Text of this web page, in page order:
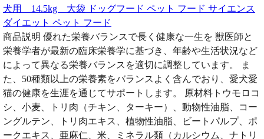
犬用 14.5kg 大袋 ドッグフード ペット フード サイエンス
ダイエット ペット フード
商品説明 優れた栄養バランスで長く健康な一生を 獣医師と
栄養学者が最新の臨床栄養学に基づき、年齢や生活状況など
によって異なる栄養バランスを適切に調整しています。 ま
た、50種類以上の栄養素をバランスよく含んでおり、愛犬愛
猫の健康を生涯を通じてサポートします。 原材料トウモロコ
シ、小麦、トリ肉（チキン、ターキー）、動物性油脂、コー
ングルテン、トリ肉エキス、植物性油脂、ビートパルプ、ポ
ークエキス、亜麻仁、米、ミネラル類（カルシウム、ナトリ